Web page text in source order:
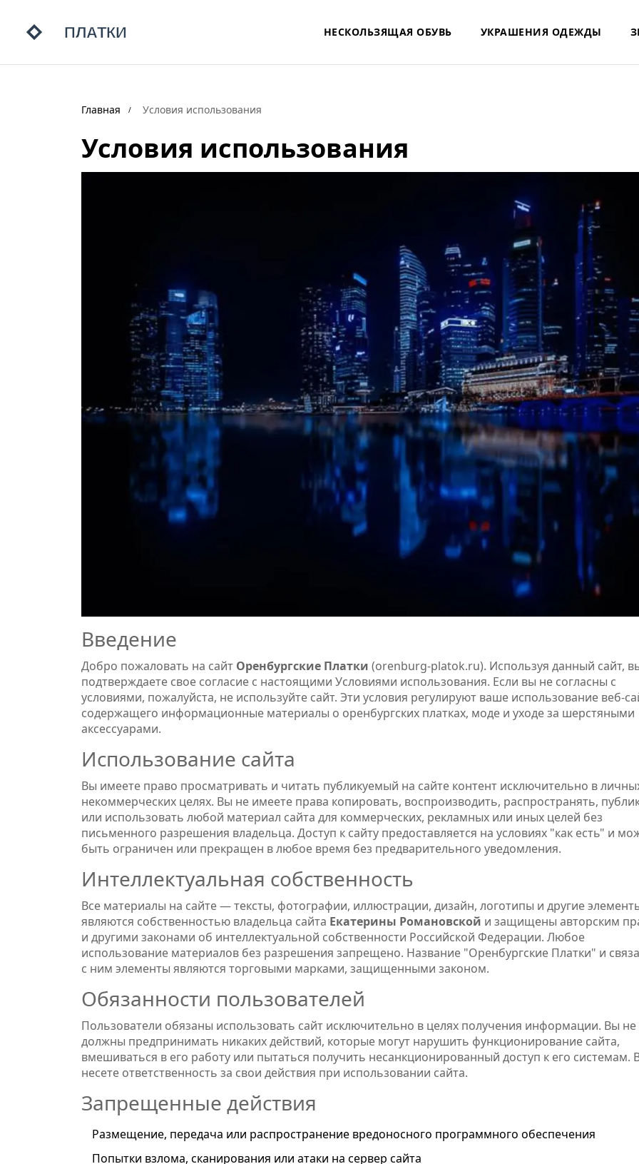
НЕСКОЛЬЗЯЩАЯ ОБУВЬ УКРАШЕНИЯ ОДЕЖДЫ
Главная Условия использования
Условия использования
Введение
Добро пожаловать на сайт Оренбургские Платки (orenburg-platok.ru). Используя данный сайт,
подтверждаете свое согласие с настоящими Условиями использования. Если вы не согласны с
условиями, пожалуйста, не используйте сайт. Эти условия регулируют ваше использование веб-
содержащего информационные материалы о оренбургских платках, моде и уходе за шерстяными
аксессуарами.
Использование сайта
Вы имеете право просматривать и читать публикуемый на сайте контент исключительно в
некоммерческих целях. Вы не имеете права копировать, воспроизводить, распространять,
или использовать любой материал сайта для коммерческих, рекламных или иных целей без
письменного разрешения владельца. Доступ к сайту предоставляется на условиях "как есть" и
быть ограничен или прекращен в любое время без предварительного уведомления.
Интеллектуальная собственность
Все материалы на сайте — тексты, фотографии, иллюстрации, дизайн, логотипы и другие
являются собственностью владельца сайта Екатерины Романовской и защищены авторским
и другими законами об интеллектуальной собственности Российской Федерации. Любое
использование материалов без разрешения запрещено. Название "Оренбургские Платки" и
с ним элементы являются торговыми марками, защищенными законом.
Обязанности пользователей
Пользователи обязаны использовать сайт исключительно в целях получения информации. Вы не
должны предпринимать никаких действий, которые могут нарушить функционирование сайта,
вмешиваться в его работу или пытаться получить несанкционированный доступ к его системам.
несете ответственность за свои действия при использовании сайта.
Запрещенные действия
Размещение, передача или распространение вредоносного программного обеспечения
Попытки взлома, сканирования или атаки на сервер сайта